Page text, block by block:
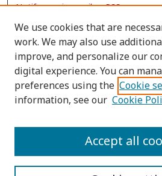
Notify me via email orRSS
Browse
Collections
Disciplines
Authors
We use cookies that are
work. We may also use
improve, and personalize our
digital experience. You can
preferences using the Cookie
information, see our Cookie
Accept all